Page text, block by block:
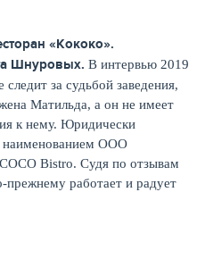
«Кококо».
Шнуровых. В интервью 2019
за судьбой заведения,
Матильда, а он не имеет
к нему. Юридически
наименованием ООО
Bistro. Судя по отзывам
прежнему работает и радует